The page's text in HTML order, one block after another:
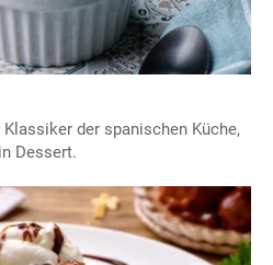
der spanischen Küche,
Dessert.